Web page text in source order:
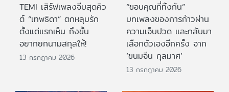
TEMI เสิร์ฟเพลงจีบสุดคิว
ต์ “เทพธิดา” ตกหลุมรัก
ตั้งแต่แรกเห็น ถึงขั้น
อยากยกนามสกุลให้!
13 กรกฎาคม 2026
“ขอบคุณที่ทิ้งกัน”
บทเพลงของการก้าวผ่าน
ความเจ็บปวด และกลับมา
เลือกตัวเองอีกครั้ง จาก
‘ขนมจีน กุลมาศ’
13 กรกฎาคม 2026